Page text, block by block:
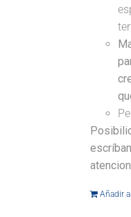
Añadir